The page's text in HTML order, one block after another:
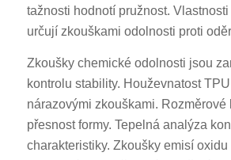
tažnosti hodnotí pružnost.
určují zkouškami odolnosti proti
Zkoušky chemické odolnosti jsou
kontrolu stability. Houževnatost
nárazovými zkouškami. Rozměrové
přesnost formy. Tepelná analýza
charakteristiky. Zkoušky emisí